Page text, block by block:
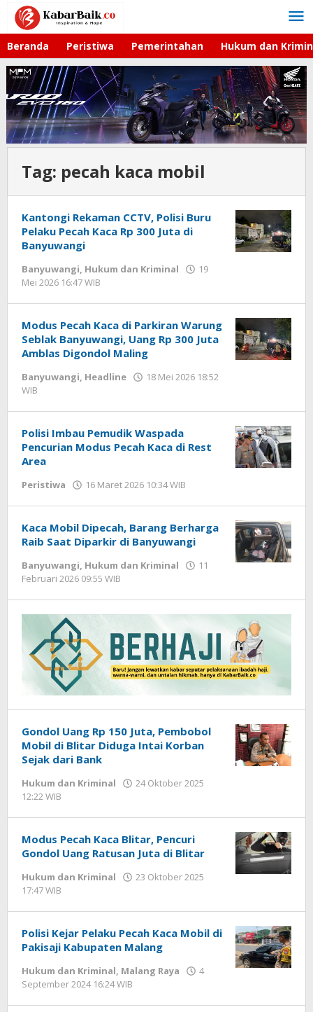
Lewati
konten
Beranda Peristiwa Pemerintahan Hukum dan
Tag: pecah kaca mobil
Kantongi Rekaman CCTV, Polisi Buru
Pelaku Pecah Kaca Rp 300 Juta di
Banyuwangi
Banyuwangi, Hukum dan Kriminal
19
Mei 2026 16:47 WIB
Modus Pecah Kaca di Parkiran Warung
Seblak Banyuwangi, Uang Rp 300 Juta
Amblas Digondol Maling
Banyuwangi, Headline
18 Mei 2026 18:52
WIB
Polisi Imbau Pemudik Waspada
Pencurian Modus Pecah Kaca di Rest
Area
Peristiwa 16 Maret 2026 10:34 WIB
Kaca Mobil Dipecah, Barang Berharga
Raib Saat Diparkir di Banyuwangi
Banyuwangi, Hukum dan Kriminal
11
Februari 2026 09:55 WIB
Gondol Uang Rp 150 Juta, Pembobol
Mobil di Blitar Diduga Intai Korban
Sejak dari Bank
Hukum dan Kriminal
24 Oktober 2025
12:22 WIB
Modus Pecah Kaca Blitar, Pencuri
Gondol Uang Ratusan Juta di Blitar
Hukum dan Kriminal
23 Oktober 2025
17:47 WIB
Polisi Kejar Pelaku Pecah Kaca Mobil di
Pakisaji Kabupaten Malang
Hukum dan Kriminal, Malang Raya
4
September 2024 16:24 WIB